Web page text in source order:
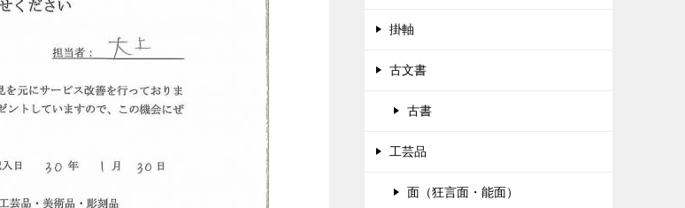
掛軸
古文書
古書
工芸品
面（狂言面・能面）